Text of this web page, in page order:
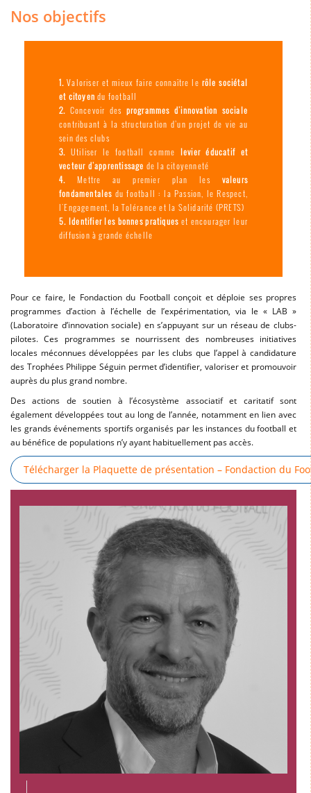
Nos objectifs
Valoriser et mieux faire connaître le rôle sociétal
et citoyen du football
Concevoir des programmes d'innovation sociale
contribuant à la structuration d’un projet de vie au
sein des clubs
Utiliser le football comme levier éducatif et
vecteur d'apprentissage de la citoyenneté
Mettre au premier plan les valeurs
fondamentales du football : la Passion, le Respect,
l'Engagement, la Tolérance et la Solidarité (PRETS)
Identifier les bonnes pratiques et encourager leur
diffusion à grande échelle
Pour ce faire, le Fondaction du Football conçoit et déploie ses propres
programmes d’action à l’échelle de l’expérimentation, via le « LAB »
(Laboratoire d’innovation sociale) en s’appuyant sur un réseau de clubs-
pilotes. Ces programmes se nourrissent des nombreuses initiatives
locales méconnues développées par les clubs que l’appel à candidature
des Trophées Philippe Séguin permet d’identifier, valoriser et promouvoir
auprès du plus grand nombre.
Des actions de soutien à l’écosystème associatif et caritatif sont
également développées tout au long de l’année, notamment en lien avec
les grands événements sportifs organisés par les instances du football et
au bénéfice de populations n’y ayant habituellement pas accès.
Télécharger la Plaquette de présentation – Fondaction du